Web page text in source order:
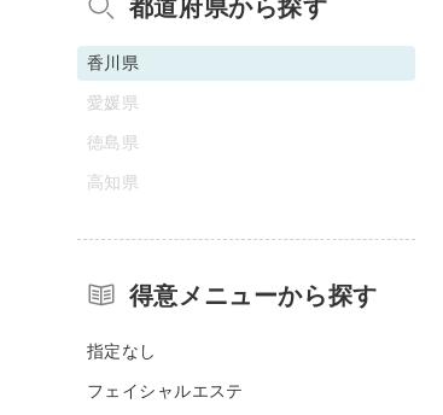
都道府県から探す
香川県
愛媛県
徳島県
高知県
得意メニューから探す
指定なし
フェイシャルエステ